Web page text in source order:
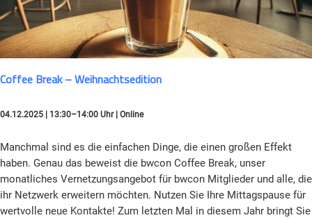
Coffee Break – Weihnachtsedition
04.12.2025 | 13:30–14:00 Uhr | Online
Manchmal sind es die einfachen Dinge, die einen großen Effekt
haben. Genau das beweist die bwcon Coffee Break, unser
monatliches Vernetzungsangebot für bwcon Mitglieder und alle, die
ihr Netzwerk erweitern möchten. Nutzen Sie Ihre Mittagspause für
wertvolle neue Kontakte! Zum letzten Mal in diesem Jahr bringt Sie